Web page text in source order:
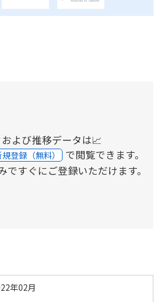
よび推移データは📈
規登録（無料） で閲覧できます。
ですぐにご登録いただけます。
年02月